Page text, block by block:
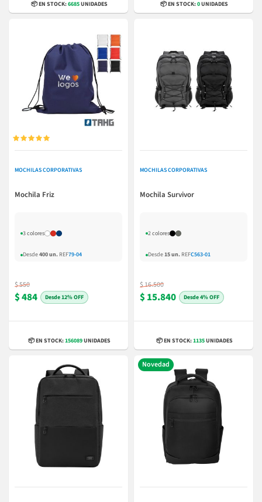
📦 EN STOCK:6685UNIDADES 📦 EN STOCK:0UNIDADES

MOCHILAS CORPORATIVAS
Mochila Friz
3 colores
Desde400 un. REF79-04
$ 550
$ 484 12% OFF
📦 EN STOCK:156089UNIDADES
MOCHILAS CORPORATIVAS
Mochila Survivor
2 colores
Desde15 un. REFC563-01
$ 16.500
$ 15.840 4% OFF
📦 EN STOCK:1135UNIDADES
Novedad